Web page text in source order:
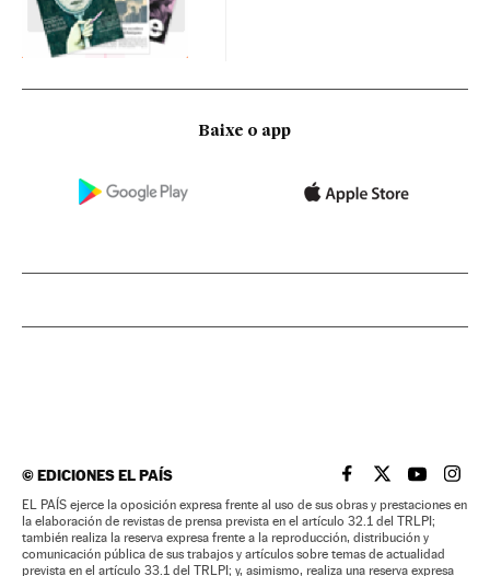
Baixe o app
©EDICIONES EL PAÍS EL PAÍS BRASIL EN
EL PAÍSEL PAÍS
EL
EL PAÍS ejerce la oposición expresa frente al uso de sus obras y prestaciones en
la elaboración de revistas de prensa prevista en el artículo 32.1 del TRLPI;
también realiza la reserva expresa frente a la reproducción, distribución y
comunicación pública de sus trabajos y artículos sobre temas de actualidad
prevista en el artículo 33.1 del TRLPI; y, asimismo, realiza una reserva expresa